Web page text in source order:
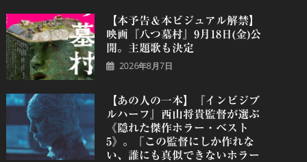
【本予告＆本ビジュアル解禁】
映画『八つ墓村』9月18日(金)公
開。主題歌も決定
2026年8月7日
【あの人の一本】『インビジブ
ルハーフ』⻄⼭将貴監督が選ぶ
《隠れた傑作ホラー・ベスト
5》。「この監督にしか作れな
い、誰にも真似できないホラー